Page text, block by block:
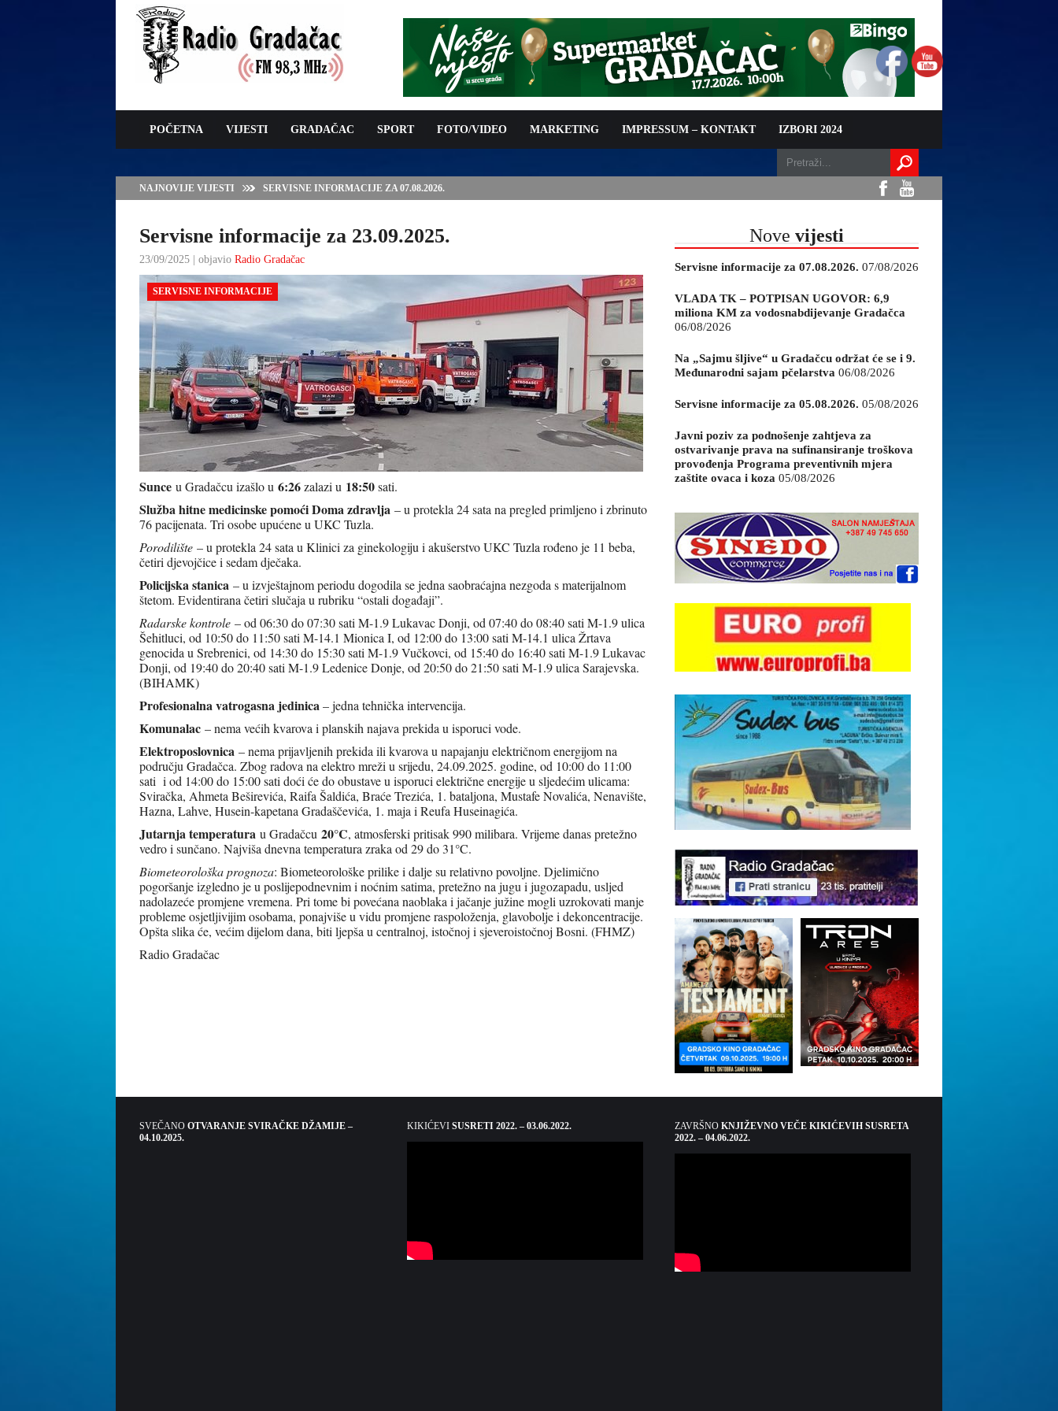
POČETNA VIJESTI GRADAČAC SPORT FOTO/VIDEO MARKETING IMPRESSUM – KONTAKT IZBORI 2024
NAJNOVIJE VIJESTI
VLADA TK – POTPISAN UGOVOR: 6,9 MILIONA KM ZA VODOSNABDIJEVANJE
GRADAČCA
Servisne informacije za 23.09.2025.
23/09/2025 | objavio Radio Gradačac
SERVISNE INFORMACIJE
Sunce u Gradačcu izašlo u 6:26zalazi u 18:50sati.
Služba hitne medicinske pomoći Doma zdravlja – u protekla 24 sata na pregled primljeno i zbrinuto
76 pacijenata. Tri osobe upućene u UKC Tuzla.
Porodilište – u protekla 24 sata u Klinici za ginekologiju i akušerstvo UKC Tuzla rođeno je 11 beba,
četiri djevojčice i sedam dječaka.
Policijska stanica – u izvještajnom periodu dogodila se jedna saobraćajna nezgoda s materijalnom
štetom. Evidentirana četiri slučaja u rubriku “ostali događaji”.
Radarske kontrole – od 06:30 do 07:30 sati M-1.9 Lukavac Donji, od 07:40 do 08:40 sati M-1.9 ulica
Šehitluci, od 10:50 do 11:50 sati M-14.1 Mionica I, od 12:00 do 13:00 sati M-14.1 ulica Žrtava
genocida u Srebrenici, od 14:30 do 15:30 sati M-1.9 Vučkovci, od 15:40 do 16:40 sati M-1.9 Lukavac
Donji, od 19:40 do 20:40 sati M-1.9 Ledenice Donje, od 20:50 do 21:50 sati M-1.9 ulica Sarajevska.
(BIHAMK)
Profesionalna vatrogasna jedinica– jedna tehnička intervencija.
Komunalac – nema većih kvarova i planskih najava prekida u isporuci vode.
Elektroposlovnica – nema prijavljenih prekida ili kvarova u napajanju električnom energijom na
području Gradačca. Zbog radova na elektro mreži u srijedu, 24.09.2025. godine, od 10:00 do 11:00
sati i od 14:00 do 15:00 sati doći će do obustave u isporuci električne energije u sljedećim ulicama:
Sviračka, Ahmeta Beširevića, Raifa Šaldića, Braće Trezića, 1. bataljona, Mustafe Novalića, Nenavište,
Hazna, Lahve, Husein-kapetana Gradaščevića, 1. maja i Reufa Huseinagića.
Jutarnja temperatura u Gradačcu 20°C, atmosferski pritisak 990 milibara. Vrijeme danas pretežno
vedro i sunčano. Najviša dnevna temperatura zraka od 29 do 31°C.
Biometeorološka prognoza: Biometeorološke prilike i dalje su relativno povoljne. Djelimično
pogoršanje izgledno je u poslijepodnevnim i noćnim satima, pretežno na jugu i jugozapadu, usljed
nadolazeće promjene vremena. Pri tome bi povećana naoblaka i jačanje južine mogli uzrokovati manje
probleme osjetljivijim osobama, ponajviše u vidu promjene raspoloženja, glavobolje i dekoncentracije.
Opšta slika će, većim dijelom dana, biti ljepša u centralnoj, istočnoj i sjeveroistočnoj Bosni. (FHMZ)
Radio Gradačac
Nove vijesti
Servisne informacije za 07.08.2026. 07/08/2026
VLADA TK – POTPISAN UGOVOR: 6,9
miliona KM za vodosnabdijevanje Gradačca
06/08/2026
Na „Sajmu šljive“ u Gradačcu održat će se i 9.
Međunarodni sajam pčelarstva 06/08/2026
Servisne informacije za 05.08.2026. 05/08/2026
Javni poziv za podnošenje zahtjeva za
ostvarivanje prava na sufinansiranje troškova
provođenja Programa preventivnih mjera
zaštite ovaca i koza 05/08/2026
SVEČANO OTVARANJE SVIRAČKE DŽAMIJE –
04.10.2025.
KIKIĆEVI SUSRETI 2022. – 03.06.2022. ZAVRŠNO KNJIŽEVNO VEČE KIKIĆEVIH SUSRETA
2022. – 04.06.2022.